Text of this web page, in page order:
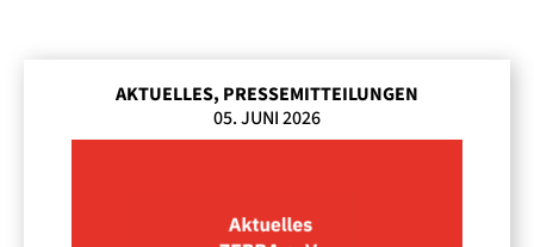
AKTUELLES, PRESSEMITTEILUNGEN
05. JUNI 2026